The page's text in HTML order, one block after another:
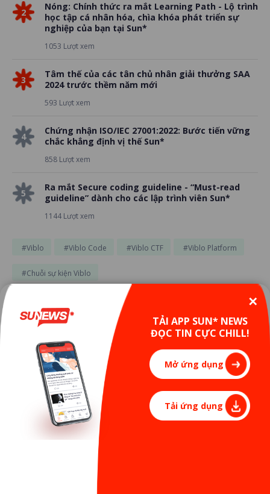
2
Nóng: Chính thức ra mắt Learning Path - Lộ trình
học tập cá nhân hóa, chìa khóa phát triển sự
nghiệp của bạn tại Sun*
1053 Lượt xem
3
Tâm thế của các tân chủ nhân giải thưởng SAA
2024 trước thềm năm mới
593 Lượt xem
4
Chứng nhận ISO/IEC 27001:2022: Bước tiến vững
chắc khẳng định vị thế Sun*
858 Lượt xem
5
Ra mắt Secure coding guideline - “Must-read
guideline” dành cho các lập trình viên Sun*
1144 Lượt xem
#Viblo #Viblo Code #Viblo CTF #Viblo Platform
#Chuỗi sự kiện Viblo
Bình luận ẩn danh
Đăng
✕
TẢI APP SUN* NEWS
ĐỌC TIN CỰC CHILL!
Mở ứng dụng
Tải ứng dụng